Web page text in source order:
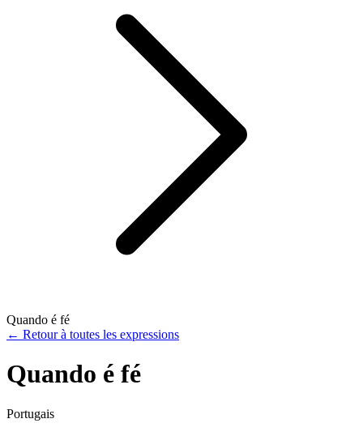
Quando é fé
← Retour à toutes les expressions
Quando é fé
Portugais